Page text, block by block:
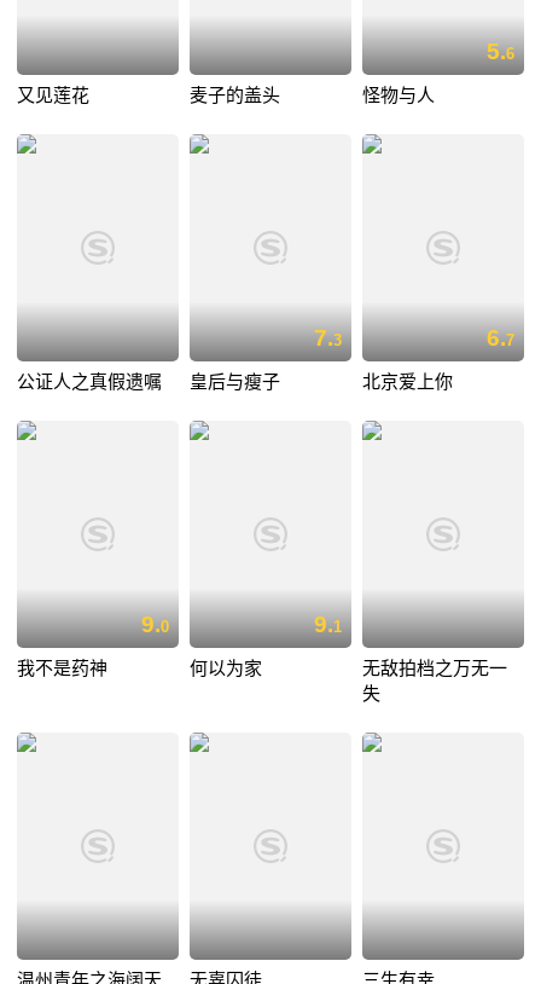
又见莲花 麦子的盖头
5.6
怪物与人
公证人之真假遗嘱
7.3
皇后与瘦子
6.7
北京爱上你
9.0
我不是药神
9.1
何以为家
无敌拍档之万无一
失